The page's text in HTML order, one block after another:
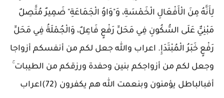
لِأَنَّهُ مِنَ الْأَفْعَالِ الْخَمْسَةِ، وَ"وَاوُ الْجَمَاعَةِ" ضَمِيرٌ مُتَّصِلٌ
مَبْنِيٌّ عَلَى السُّكُونِ فِي مَحَلِّ رَفْعٍ فَاعِلٌ، وَالْجُمْلَةُ فِي مَحَلِّ
رَفْعٍ خَبَرُ الْمُبْتَدَإِ. اعراب والله جعل لكم من أنفسكم أزواجا
وجعل لكم من أزواجكم بنين وحفدة ورزقكم من الطيبات ۚ
أفبالباطل يؤمنون وبنعمت الله هم يكفرون (72)اعراب